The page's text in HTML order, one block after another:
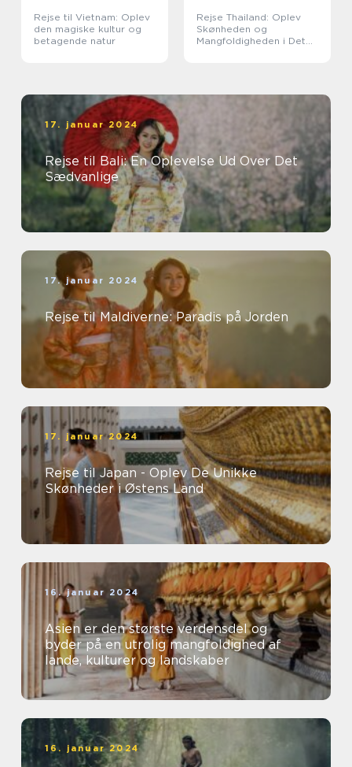
Rejse til Vietnam: Oplev
den magiske kultur og
betagende natur
Rejse Thailand: Oplev
Skønheden og
Mangfoldigheden i Det
17. januar 2024
Rejse til Bali: En Oplevelse Ud Over Det
Sædvanlige
17. januar 2024
Rejse til Maldiverne: Paradis på Jorden
17. januar 2024
Rejse til Japan - Oplev De Unikke
Skønheder i Østens Land
16. januar 2024
Asien er den største verdensdel og
byder på en utrolig mangfoldighed af
lande, kulturer og landskaber
16. januar 2024